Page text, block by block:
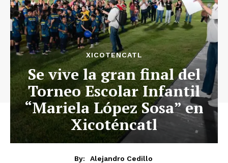
XICOTENCATL
Se vive la gran final del
Torneo Escolar Infantil
“Mariela López Sosa” en
Xicoténcatl
By:
Alejandro Cedillo